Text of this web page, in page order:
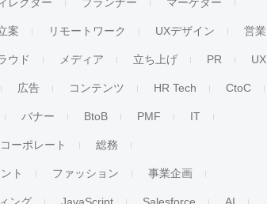
案 リモートワーク UXデザイン 営業
ウド メディア 立ち上げ PR UX
広告 コンテンツ HR Tech CtoC
バナー BtoB PMF IT
コーポレート 総務
ト ファッション 事業企画